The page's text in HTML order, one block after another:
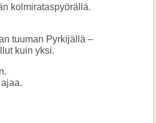
kolmirataspyörällä.
tuuman Pyrkijällä –
kuin yksi.